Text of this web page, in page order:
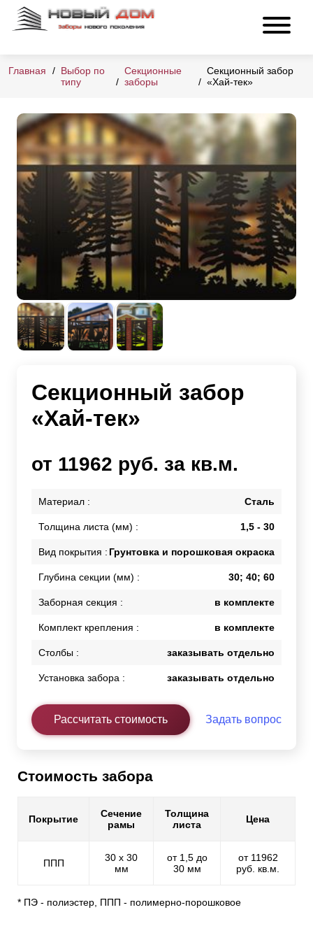
Главная
Выбор по
типу
Секционные
заборы
Секционный забор
«Хай-тек»
Секционный забор
«Хай-тек»
от 11962 руб. за кв.м.
Материал : Сталь
Толщина листа (мм) : 1,5 - 30
Вид покрытия : Грунтовка и порошковая окраска
Глубина секции (мм) : 30; 40; 60
Заборная секция : в комплекте
Комплект крепления : в комплекте
Столбы : заказывать отдельно
Установка забора : заказывать отдельно
Рассчитать стоимость Задать вопрос
Стоимость забора
Покрытие
Сечение
рамы
Толщина
листа
Цена
ППП
30 х 30
мм
от 1,5 до
30 мм
от 11962
руб. кв.м.
* ПЭ - полиэстер, ППП - полимерно-порошковое